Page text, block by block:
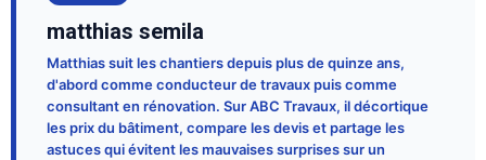
matthias semila
Matthias suit les chantiers depuis plus de quinze ans,
d'abord comme conducteur de travaux puis comme
consultant en rénovation. Sur ABC Travaux, il décortique
les prix du bâtiment, compare les devis et partage les
astuces qui évitent les mauvaises surprises sur un